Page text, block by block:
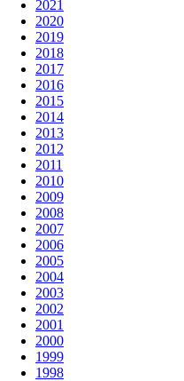
2021
2020
2019
2018
2017
2016
2015
2014
2013
2012
2011
2010
2009
2008
2007
2006
2005
2004
2003
2002
2001
2000
1999
1998